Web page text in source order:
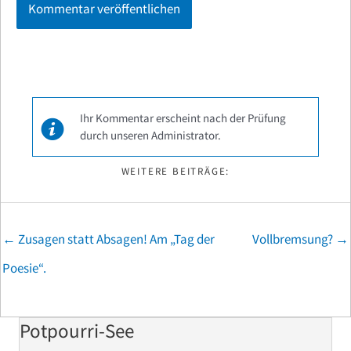
Ihr Kommentar erscheint nach der Prüfung
durch unseren Administrator.
WEITERE BEITRÄGE:
Posts
navigation
← Zusagen statt Absagen! Am „Tag der
Poesie“.
Vollbremsung? →
Potpourri-See